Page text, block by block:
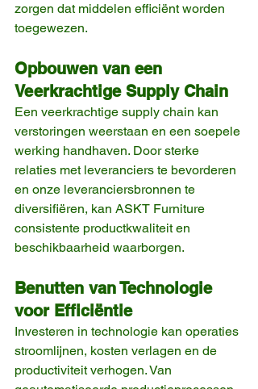
zorgen dat middelen efficiënt worden
toegewezen.
Opbouwen van een
Veerkrachtige Supply Chain
Een veerkrachtige supply chain kan
verstoringen weerstaan en een soepele
werking handhaven. Door sterke
relaties met leveranciers te bevorderen
en onze leveranciersbronnen te
diversifiëren, kan ASKT Furniture
consistente productkwaliteit en
beschikbaarheid waarborgen.
Benutten van Technologie
voor Efficiëntie
Investeren in technologie kan operaties
stroomlijnen, kosten verlagen en de
productiviteit verhogen. Van